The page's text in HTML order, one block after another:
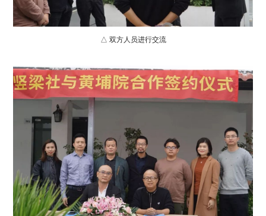
△ 双方人员进行交流